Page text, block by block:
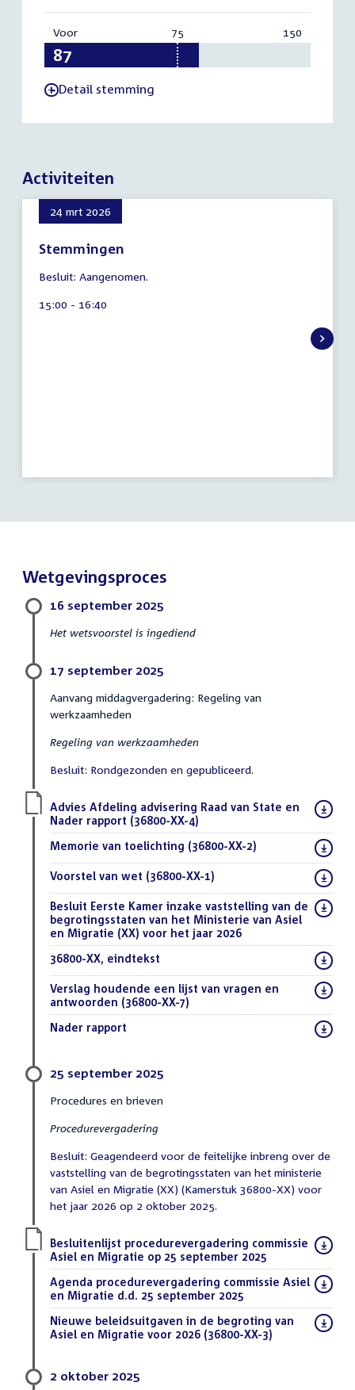
Voor:
75 150
-Detail stemming
Activiteiten
24 mrt 2026
Stemmingen
augustus
2026
Besluit: Aangenomen.
Tijd
15:00 - 16:40
Wetgevingsproces
16 september 2025
Het wetsvoorstel is ingediend
17 september 2025
Aanvang middagvergadering: Regeling van
werkzaamheden
Regeling van werkzaamheden
Besluit: Rondgezonden en gepubliceerd.
Download
bestand:
Advies Afdeling advisering Raad van State en
Nader rapport (36800-XX-4)
Download
bestand:
Memorie van toelichting (36800-XX-2)
Download
Voorstel van wet (36800-XX-1)
Download
bestand:
Besluit Eerste Kamer inzake vaststelling van de
begrotingsstaten van het Ministerie van Asiel
en Migratie (XX) voor het jaar 2026
Download
36800-XX, eindtekst
Download
bestand:
Verslag houdende een lijst van vragen en
antwoorden (36800-XX-7)
Download
Nader rapport
25 september 2025
Procedures en brieven
Procedurevergadering
Besluit: Geagendeerd voor de feitelijke inbreng over de
vaststelling van de begrotingsstaten van het ministerie
van Asiel en Migratie (XX) (Kamerstuk 36800-XX) voor
het jaar 2026 op 2 oktober 2025.
Download
bestand:
Besluitenlijst procedurevergadering commissie
Asiel en Migratie op 25 september 2025
Download
bestand:
Agenda procedurevergadering commissie Asiel
en Migratie d.d. 25 september 2025
Download
bestand:
Nieuwe beleidsuitgaven in de begroting van
Asiel en Migratie voor 2026 (36800-XX-3)
2 oktober 2025